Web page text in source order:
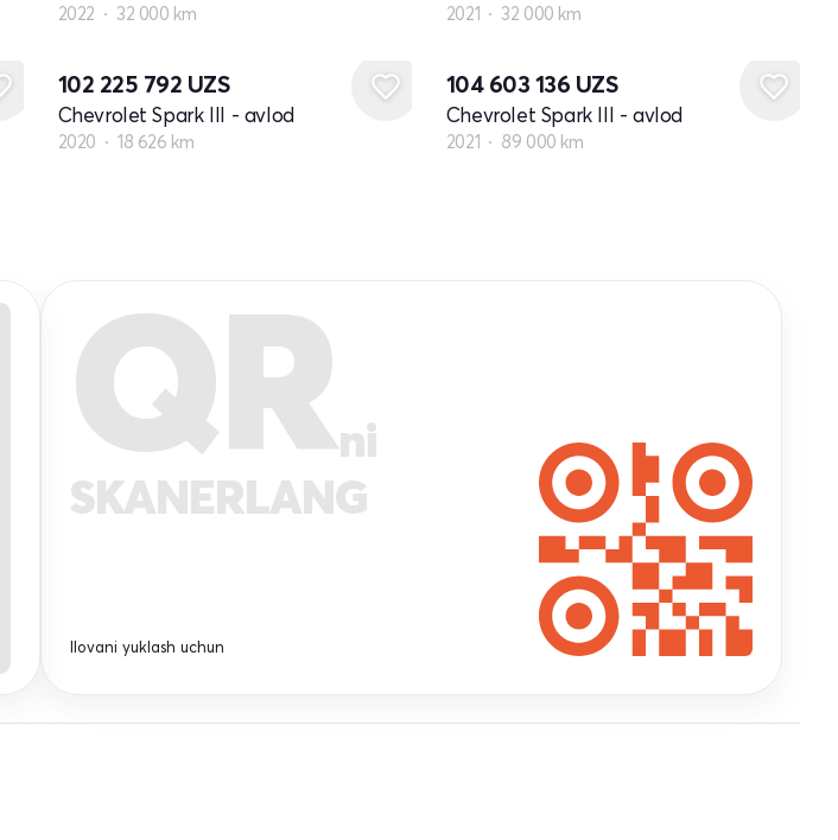
2022 32 000 km 2021 32 000 km
102 225 792 UZS
Chevrolet Spark III - avlod
2020 18 626 km
104 603 136 UZS
Chevrolet Spark III - avlod
2021 89 000 km
QRni
SKANERLANG
Ilovani yuklash uchun